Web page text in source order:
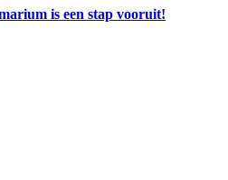
is een stap vooruit!